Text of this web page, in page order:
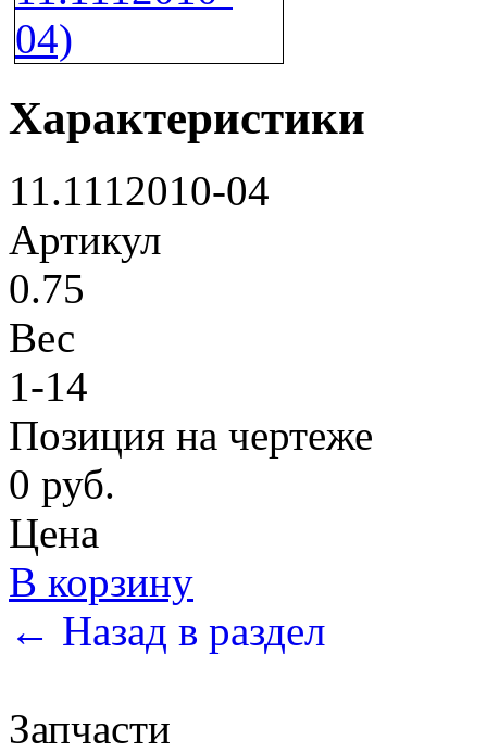
Характеристики
11.1112010-04
Артикул
0.75
Вес
1-14
Позиция на чертеже
0 руб.
Цена
В корзину
← Назад в раздел
Запчасти